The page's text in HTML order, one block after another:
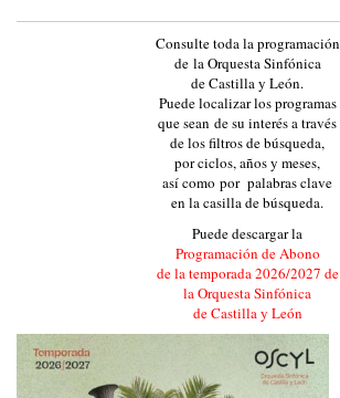
L
O
S
Consulte toda la programación
de la Orquesta Sinfónica
de Castilla y León.
Puede localizar los programas
que sean de su interés a través
de los filtros de búsqueda,
por ciclos, años y meses,
así como por palabras clave
en la casilla de búsqueda.
Puede descargar la
Programación de Abono
de la temporada 2026/2027 de
la Orquesta Sinfónica
de Castilla y León